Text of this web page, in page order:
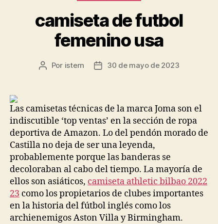
camiseta de futbol
femenino usa
Autor
Por istern
Fecha30 de mayo de 2023
Las camisetas técnicas de la marca Joma son el
indiscutible ‘top ventas’ en la sección de ropa
deportiva de Amazon. Lo del pendón morado de
Castilla no deja de ser una leyenda,
probablemente porque las banderas se
decoloraban al cabo del tiempo. La mayoría de
ellos son asiáticos, camiseta athletic bilbao 2022
23 como los propietarios de clubes importantes
en la historia del fútbol inglés como los
archienemigos Aston Villa y Birmingham.